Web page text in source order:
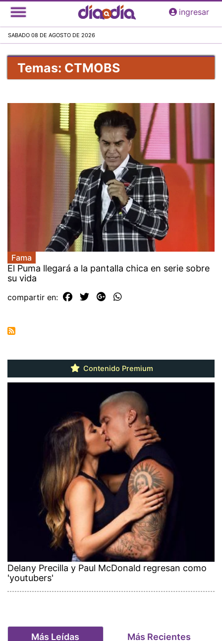
Pasar
al
principal
ingresar
SABADO 08 DE AGOSTO DE 2026
Temas: CTMOBS
Fama
El Puma llegará a la pantalla chica en serie sobre
su vida
compartir en:
Contenido Premium
Delany Precilla y Paul McDonald regresan como
'youtubers'
Más Leídas Más Recientes